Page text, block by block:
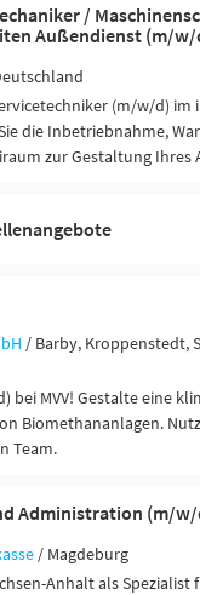
/
Außendienst (m/w/
(m/w/d)
die Inbetriebnahme,
zur Gestaltung Ihres
/ Barby, Kroppenstedt,
bei MVV! Gestalte eine
Biomethananlagen.
Team.
Administration (m/
/ Magdeburg
Anhalt als Spezialist